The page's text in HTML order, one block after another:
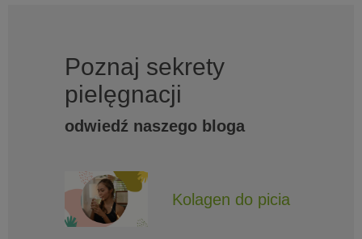
Poznaj sekrety
pielęgnacji
odwiedź naszego bloga
Kolagen do picia